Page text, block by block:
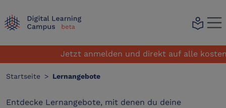
local_library
Jetzt anmelden und direkt auf alle
Startseite > Lernangebote
Entdecke Lernangebote, mit denen du deine